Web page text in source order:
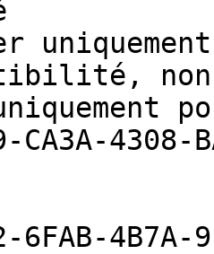
CA3A-4308-
6FAB-4B7A-